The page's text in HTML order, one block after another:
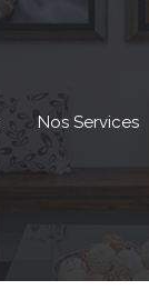
Nos Services